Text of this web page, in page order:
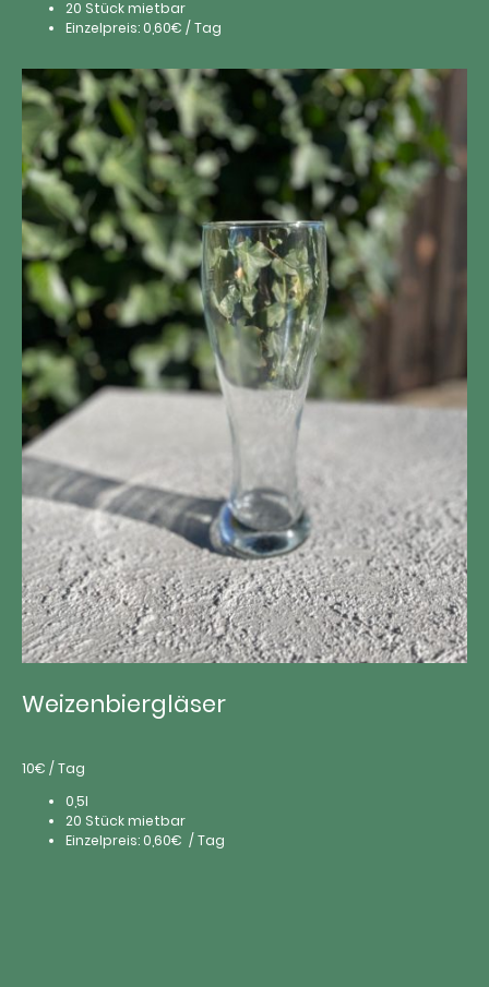
20 Stück mietbar
Einzelpreis: 0,60€ / Tag
Weizenbiergläser
10€ / Tag
0,5l
20 Stück mietbar
Einzelpreis: 0,60€ / Tag